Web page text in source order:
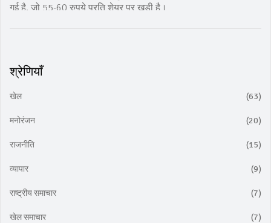
गई है, जो 55-60 रुपये प्रति शेयर पर खड़ी है।
श्रेणियाँ
खेल (63)
मनोरंजन (20)
राजनीति (15)
व्यापार (9)
राष्ट्रीय समाचार (7)
खेल समाचार (7)